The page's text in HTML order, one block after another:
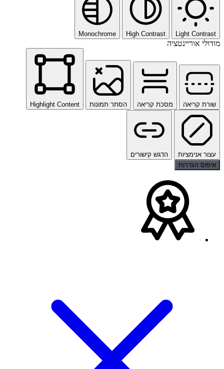
Light Contrast
High Contrast
Monochrome
מודולי אוריינטציה
שורת קריאה מסכת קריאה הסתר תמונות Highlight Content
עצור אנימציות
הדגש קישורים
איפוס הגדרות